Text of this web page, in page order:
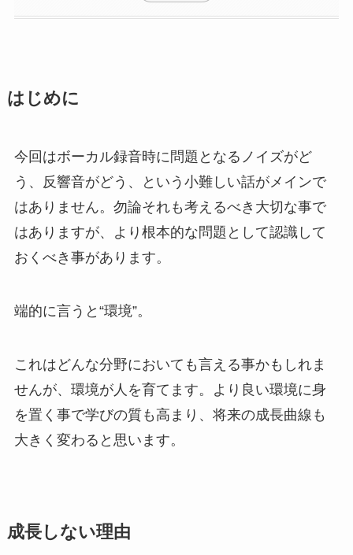
はじめに
今回はボーカル録音時に問題となるノイズがど
う、反響音がどう、という小難しい話がメインで
はありません。勿論それも考えるべき大切な事で
はありますが、より根本的な問題として認識して
おくべき事があります。
端的に言うと “環境”。
これはどんな分野においても言える事かもしれま
せんが、環境が人を育てます。より良い環境に身
を置く事で学びの質も高まり、将来の成長曲線も
大きく変わると思います。
成長しない理由